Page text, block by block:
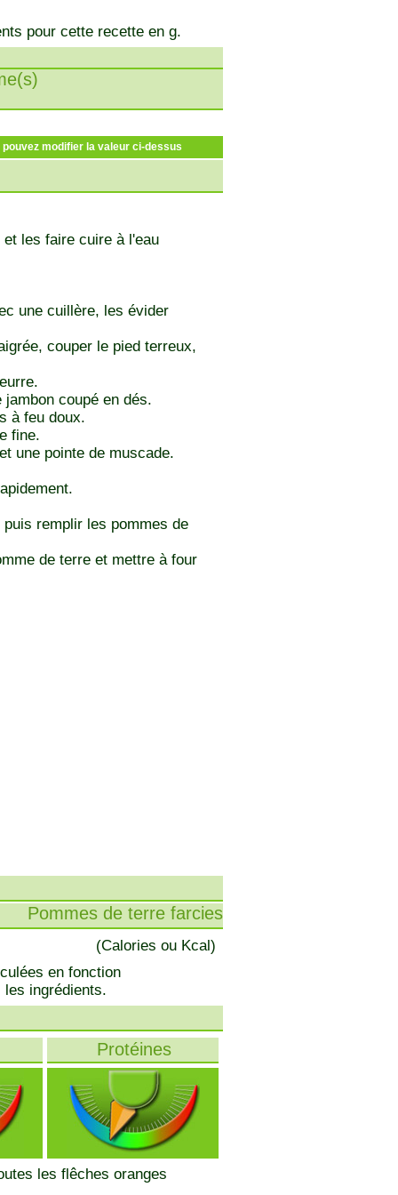
pour cette recette en g.
modifier la valeur ci-dessus
les faire cuire à l'eau
une cuillère, les évider
couper le pied terreux,
coupé en dés.
à feu doux.
fine.
une pointe de muscade.
remplir les pommes de
de terre et mettre à four
Pommes de terre farcies
(Calories ou Kcal)
en fonction
les ingrédients.
Protéines
les flêches oranges